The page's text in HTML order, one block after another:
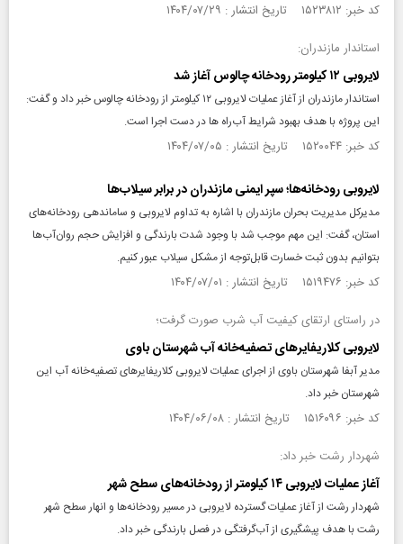
کد خبر: ۱۵۲۳۸۱۲ تاریخ انتشار : ۱۴۰۴/۰۷/۲۹
استاندار مازندران:
لایروبی ۱۲ کیلومتر رودخانه چالوس آغاز شد
استاندار مازندران از آغاز عملیات لایروبی ۱۲ کیلومتر از رودخانه چالوس خبر داد و گفت:
این پروژه با هدف بهبود شرایط آب‌راه ها در دست اجرا است.
کد خبر: ۱۵۲۰۰۴۴ تاریخ انتشار : ۱۴۰۴/۰۷/۰۵
لایروبی رودخانه‌ها؛ سپر ایمنی مازندران در برابر سیلاب‌ها
مدیرکل مدیریت بحران مازندران با اشاره به تداوم لایروبی و ساماندهی رودخانه‌های
استان، گفت: این مهم موجب شد با وجود شدت بارندگی و افزایش حجم روان‌آب‌ها
بتوانیم بدون ثبت خسارت قابل‌توجه از مشکل سیلاب عبور کنیم.
کد خبر: ۱۵۱۹۴۷۶ تاریخ انتشار : ۱۴۰۴/۰۷/۰۱
در راستای ارتقای کیفیت آب شرب صورت گرفت؛
لایروبی کلاریفایر‌های تصفیه‌خانه آب شهرستان باوی
مدیر آبفا شهرستان باوی از اجرای عملیات لایروبی کلاریفایر‌های تصفیه‌خانه آب این
شهرستان خبر داد.
کد خبر: ۱۵۱۶۰۹۶ تاریخ انتشار : ۱۴۰۴/۰۶/۰۸
شهردار رشت خبر داد:
آغاز عملیات لایروبی ۱۴ کیلومتر از رودخانه‌های سطح شهر
شهردار رشت از آغاز عملیات گسترده لایروبی در مسیر رودخانه‌ها و انهار سطح شهر
رشت با هدف پیشگیری از آب‌گرفتگی در فصل بارندگی خبر داد.